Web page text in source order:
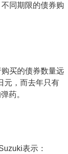
同期限的债券购
买的债券数量远
元，而去年只有
药。
表示：